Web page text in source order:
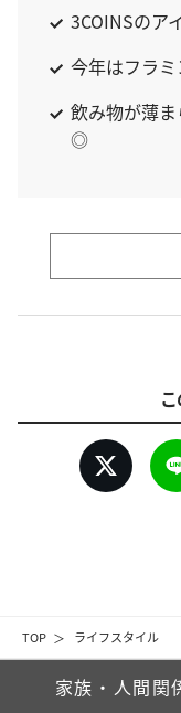
TOP ライフスタイル
3COINSのア
今年はフラ
飲み物が薄
◎
家族・人間関